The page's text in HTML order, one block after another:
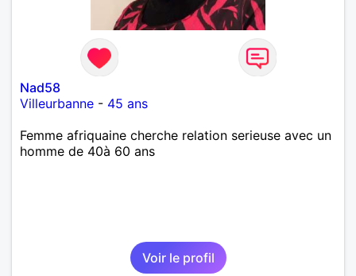
Nad58
Villeurbanne - 45 ans
Femme afriquaine cherche relation serieuse avec un
homme de 40à 60 ans
Voir le profil